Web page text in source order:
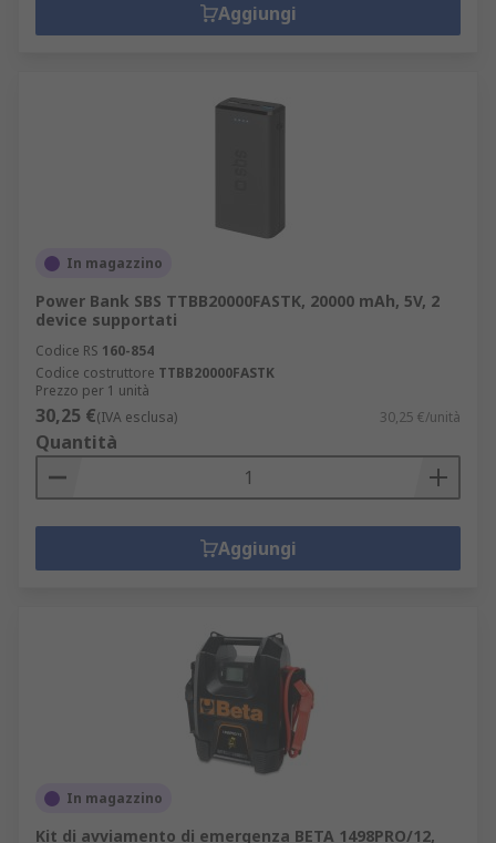
Aggiungi
In magazzino
Power Bank SBS TTBB20000FASTK, 20000 mAh, 5V, 2
device supportati
Codice RS 160-854
Codice costruttore TTBB20000FASTK
Prezzo per 1 unità
30,25 €(IVA esclusa) 30,25 €/unità
Quantità
Aggiungi
In magazzino
Kit di avviamento di emergenza BETA 1498PRO/12,